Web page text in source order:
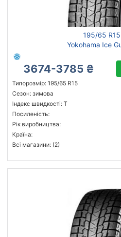
195/65
Yokohama Ice
3674-3785 ₴
Типорозмір: 195/65 R15
Сезон: зимова
Індекс швидкості: T
Посиленість:
Рік виробництва:
Країна:
Всі магазини: (2)